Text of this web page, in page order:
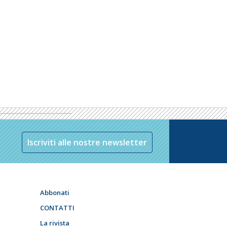
Iscriviti alle nostre newsletter
Abbonati
CONTATTI
La rivista